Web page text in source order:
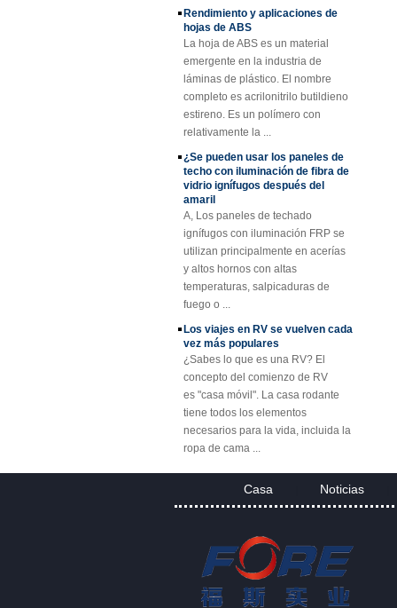
con fibra de vidrio
25 mm de grosor
Perfiles plásticos
reforzados fibra de
vidrio del haz de
canal del tubo Rod
de Cuomized
plástico FRP
reforzado con fibra
de vidrio
recubierto de gel
SMC BMC
Fiberglass Resin
Composite FRP
Tapa de registro
ordenada y brillante.
hojas de ABS
La hoja de ABS es un material
emergente en la industria de
láminas de plástico. El nombre
completo es acrilonitrilo butildieno
estireno. Es un polímero con
relativamente la ...
techo con iluminación de fibra de
vidrio ignífugos después del
amaril
A, Los paneles de techado
ignífugos con iluminación FRP se
utilizan principalmente en acerías
y altos hornos con altas
temperaturas, salpicaduras de
fuego o ...
vez más populares
¿Sabes lo que es una RV? El
concepto del comienzo de RV
es "casa móvil". La casa rodante
tiene todos los elementos
necesarios para la vida, incluida la
ropa de cama ...
fibra (FRP) Descripción
La rejilla de plástico reforzado con
fibra (FRP) es una rejilla de plástico
sola pieza moldeada, disponible en
Proyecto de paneles y paneles de
FRP
Casa Noticias